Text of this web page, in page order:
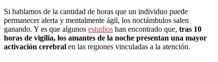
Si hablamos de la cantidad de horas que un individuo puede
permanecer alerta y mentalmente ágil, los noctámbulos salen
ganando. Y es que algunos estudios han encontrado que, tras 10
horas de vigilia, los amantes de la noche presentan una mayor
activación cerebral en las regiones vinculadas a la atención.